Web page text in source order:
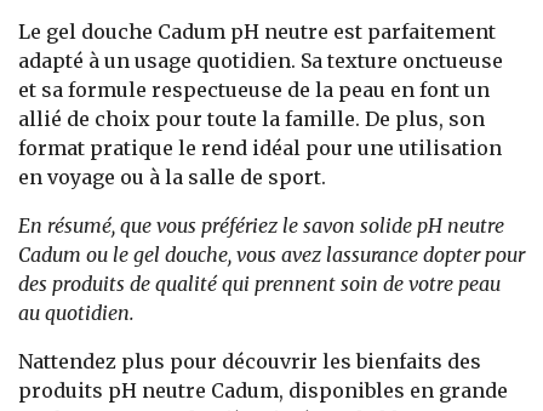
Le gel douche Cadum pH neutre est parfaitement
adapté à un usage quotidien. Sa texture onctueuse
et sa formule respectueuse de la peau en font un
allié de choix pour toute la famille. De plus, son
format pratique le rend idéal pour une utilisation
en voyage ou à la salle de sport.
En résumé, que vous préfériez le savon solide pH neutre
Cadum ou le gel douche, vous avez lassurance dopter pour
des produits de qualité qui prennent soin de votre peau
au quotidien.
Nattendez plus pour découvrir les bienfaits des
produits pH neutre Cadum, disponibles en grande